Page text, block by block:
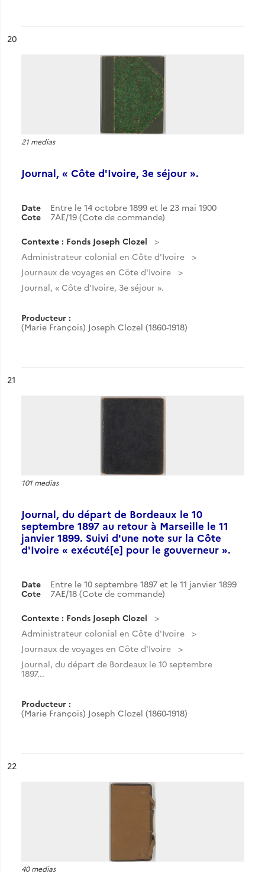
n°
20
21 medias
Journal, « Côte d'Ivoire, 3e séjour ».
Date
Entre le 14 octobre 1899 et le 23 mai 1900
Cote
7AE/19 (Cote de commande)
Contexte : Fonds Joseph Clozel
Administrateur colonial en Côte d'Ivoire
Journaux de voyages en Côte d'Ivoire
Journal, « Côte d'Ivoire, 3e séjour ».
Producteur :
(Marie François) Joseph Clozel (1860-1918)
n°
21
101 medias
Journal, du départ de Bordeaux le 10
septembre 1897 au retour à Marseille le 11
janvier 1899. Suivi d'une note sur la Côte
d'Ivoire « exécuté[e] pour le gouverneur ».
Date
Entre le 10 septembre 1897 et le 11 janvier 1899
Cote
7AE/18 (Cote de commande)
Contexte : Fonds Joseph Clozel
Administrateur colonial en Côte d'Ivoire
Journaux de voyages en Côte d'Ivoire
Journal, du départ de Bordeaux le 10 septembre
1897...
Producteur :
(Marie François) Joseph Clozel (1860-1918)
n°
22
40 medias